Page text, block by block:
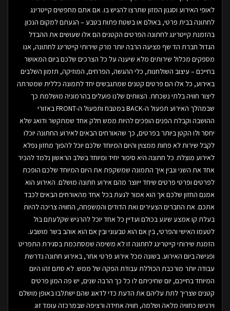
לאופי האירוע וסגנון המזון שתרצו להגיש בו. אם אתם מחפשים קייטרינג
לחתונה בבית פרטי, באולם או בשטח פתוח בטבע – הגעתם למקום הנכון.
בהזמנת קייטרינג לחתונה הפרטים הקטנים הם אלו שעושים את ההבדל
הגדול חברת הד שף מציעה הרבה יותר מרק שירותי קייטרינג לחתונה, אנו
מספקים מכלול שירותים מלא שיענה על כל הצרכים שלכם ביום המאושר
בחייכם – עיצוב השולחנות, כלי ההגשה, הפרחים, המוזיקה, תזמון השלבים
באירוע, כל אלו הם פרטים קטנים שמתגבשים יחד לתמונה כללית שמטרתה
ליצור חוויה בלתי נשכחת. הצוותים שלנו פועלים בהרמוניה מושלמת כך
שבמהלך האירוע תפעול ה-BACK במטבח ותפעול ה-FRONT באזורי
ההושבה וקבלת הפנים הופכים להיות ממש חלק אחד שמתקשר ודואג שלא
יחסר ולו הקטן ביותר בפרטים, כך שהאורחים הבאים לאירוע החתונה יוכלו
לקבל שירות לא פחות ממצוין והיום המיוחד שלכם יוכל להפוך מחזון נפלא
לאירוע מוצלח. כל חתונה היא סיפור יחיד ומיוחד בשלב הראשון נלמד להכיר
אחד את השני ונבין איך התמונה שמשקפת את היום המיוחד שלכם הופכת
לפרטים ופרטי פרטים שיחד ייווצר מהם אירוע חתונה מושלם. האירוע הוא
אמנם החזון שלכם אך הוא אמור לגעת בכל אחד מהאורחים הבאים לכבד
אתכם. את החברים הצעירים ואת הדודים והמשפחה, החוויה צריכה להיות
בעלת קו אמצע שיגע בכולם ועדיין כל אחד יוכל להרגיש שקלעתם בול
לטעמו האישי והפרטי, בין אם הוא טבעוני ובין אם הוא אוהב בשר מושבע.
הזמנת שירותי קייטרינג לחתונה זו לא משימה שמסתכמת בסגירת התפריט
ופגישה ביום האירוע. בשונה מכל אירוע פרטי אחר, באירוע חתונה נדרשת
עבודה יותר מורכבת הכוללת עבודת הפקה של ממש. לא סתם זהו היום
המיוחד בחייכם, יום שחיכיתם לו כל כך הרבה שנים, יש פה המון פרטים
קטנים שצריך לתת עליהם את הדעת כדי לדאוג שהם ישתלבו באופן מושלם
וירגישו כחוויה מלאה ושלמה, חוויה אחידה ורציפה שבמרכזה עומד זוג